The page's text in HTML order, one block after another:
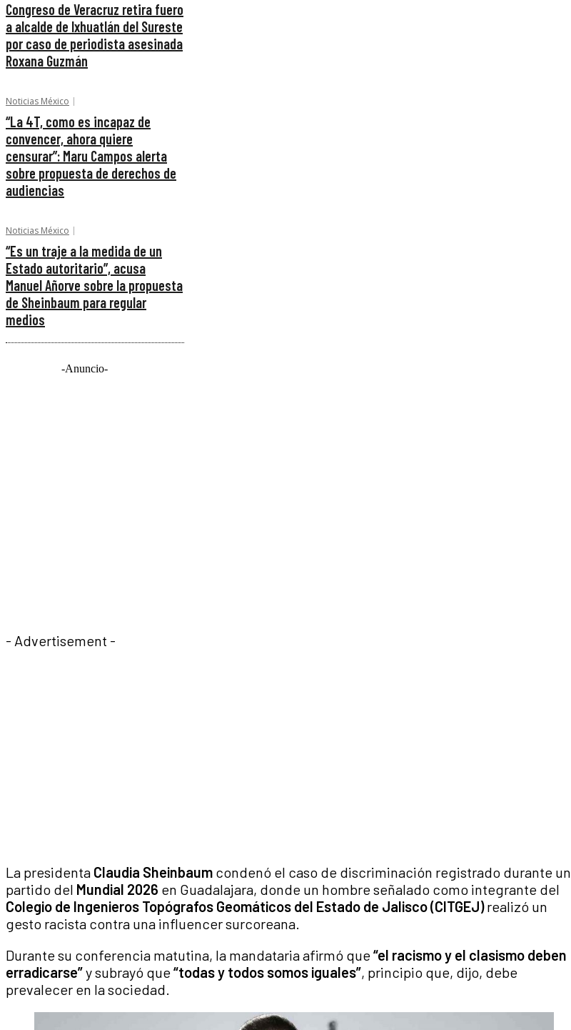
Congreso de Veracruz retira fuero
a alcalde de Ixhuatlán del Sureste
por caso de periodista asesinada
Roxana Guzmán
Noticias México
“La 4T, como es incapaz de
convencer, ahora quiere
censurar”: Maru Campos alerta
sobre propuesta de derechos de
audiencias
Noticias México
“Es un traje a la medida de un
Estado autoritario”, acusa
Manuel Añorve sobre la propuesta
de Sheinbaum para regular
medios
-Anuncio-
- Advertisement -
La presidenta Claudia Sheinbaum condenó el caso de discriminación registrado durante un
partido del Mundial 2026 en Guadalajara, donde un hombre señalado como integrante del
Colegio de Ingenieros Topógrafos Geomáticos del Estado de Jalisco (CITGEJ)realizó un
gesto racista contra una influencer surcoreana.
Durante su conferencia matutina, la mandataria afirmó que“el racismo y el clasismo deben
erradicarse”y subrayó que“todas y todos somos iguales”, principio que, dijo, debe
prevalecer en la sociedad.